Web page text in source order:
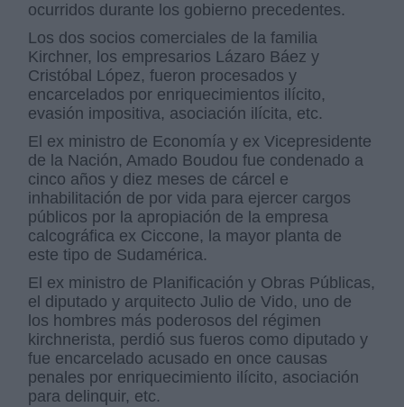
ocurridos durante los gobierno precedentes.
Los dos socios comerciales de la familia
Kirchner, los empresarios Lázaro Báez y
Cristóbal López, fueron procesados y
encarcelados por enriquecimientos ilícito,
evasión impositiva, asociación ilícita, etc.
El ex ministro de Economía y ex Vicepresidente
de la Nación, Amado Boudou fue condenado a
cinco años y diez meses de cárcel e
inhabilitación de por vida para ejercer cargos
públicos por la apropiación de la empresa
calcográfica ex Ciccone, la mayor planta de
este tipo de Sudamérica.
El ex ministro de Planificación y Obras Públicas,
el diputado y arquitecto Julio de Vido, uno de
los hombres más poderosos del régimen
kirchnerista, perdió sus fueros como diputado y
fue encarcelado acusado en once causas
penales por enriquecimiento ilícito, asociación
para delinquir, etc.